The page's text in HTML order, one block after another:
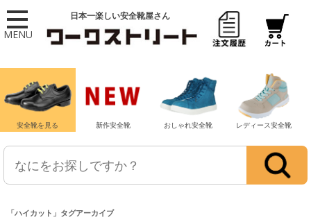
MENU
日本一楽しい安全靴屋さん
安全靴を見る 新作安全靴 おしゃれ安全靴 レディース安全靴
「ハイカット 」タグアーカイブ